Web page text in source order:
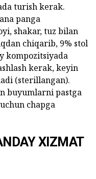
turish kerak.
panga
shakar, tuz bilan
chiqarib, 9% stol
kompozitsiyada
kerak, keyin
(sterillangan).
buyumlarni pastga
chapga
XIZMAT